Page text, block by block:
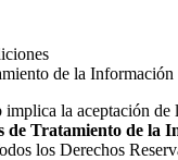
de la Información
implica la aceptación de
de Tratamiento de la
los Derechos